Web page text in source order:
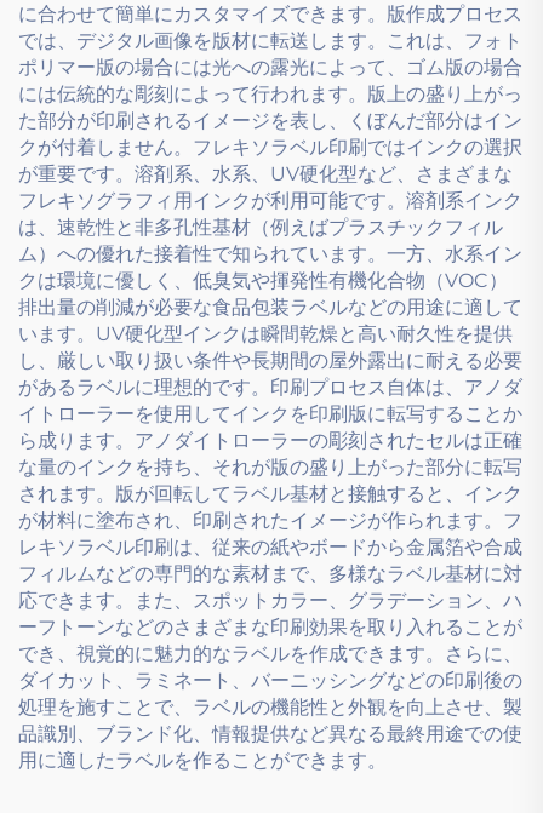
に合わせて簡単にカスタマイズできます。版作成プロセス
では、デジタル画像を版材に転送します。これは、フォト
ポリマー版の場合には光への露光によって、ゴム版の場合
には伝統的な彫刻によって行われます。版上の盛り上がっ
た部分が印刷されるイメージを表し、くぼんだ部分はイン
クが付着しません。フレキソラベル印刷ではインクの選択
が重要です。溶剤系、水系、UV硬化型など、さまざまな
フレキソグラフィ用インクが利用可能です。溶剤系インク
は、速乾性と非多孔性基材（例えばプラスチックフィル
ム）への優れた接着性で知られています。一方、水系イン
クは環境に優しく、低臭気や揮発性有機化合物（VOC）
排出量の削減が必要な食品包装ラベルなどの用途に適して
います。UV硬化型インクは瞬間乾燥と高い耐久性を提供
し、厳しい取り扱い条件や長期間の屋外露出に耐える必要
があるラベルに理想的です。印刷プロセス自体は、アノダ
イトローラーを使用してインクを印刷版に転写することか
ら成ります。アノダイトローラーの彫刻されたセルは正確
な量のインクを持ち、それが版の盛り上がった部分に転写
されます。版が回転してラベル基材と接触すると、インク
が材料に塗布され、印刷されたイメージが作られます。フ
レキソラベル印刷は、従来の紙やボードから金属箔や合成
フィルムなどの専門的な素材まで、多様なラベル基材に対
応できます。また、スポットカラー、グラデーション、ハ
ーフトーンなどのさまざまな印刷効果を取り入れることが
でき、視覚的に魅力的なラベルを作成できます。さらに、
ダイカット、ラミネート、バーニッシングなどの印刷後の
処理を施すことで、ラベルの機能性と外観を向上させ、製
品識別、ブランド化、情報提供など異なる最終用途での使
用に適したラベルを作ることができます。